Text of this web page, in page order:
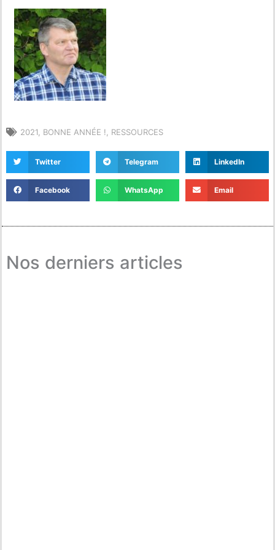
2021, BONNE ANNÉE !, RESSOURCES
Twitter Telegram LinkedIn
Facebook WhatsApp Email
Nos derniers articles